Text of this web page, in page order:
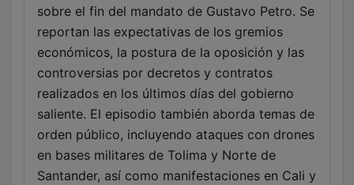
sobre el fin del mandato de Gustavo Petro. Se
reportan las expectativas de los gremios
económicos, la postura de la oposición y las
controversias por decretos y contratos
realizados en los últimos días del gobierno
saliente. El episodio también aborda temas de
orden público, incluyendo ataques con drones
en bases militares de Tolima y Norte de
Santander, así como manifestaciones en Cali y